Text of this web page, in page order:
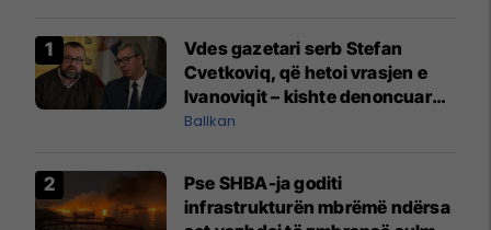
Vdes gazetari serb Stefan
Cvetkoviq, që hetoi vrasjen e
Ivanoviqit – kishte denoncuar
kërcënime ndaj vëllezërve
Ballkan
Pse SHBA-ja goditi
infrastrukturën mbrëmë ndërsa